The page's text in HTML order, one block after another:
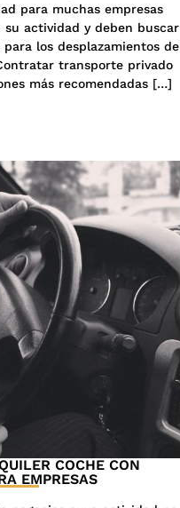
para muchas empresas
actividad y deben buscar
para los desplazamientos de
transporte privado
más recomendadas […]
COCHE CON
EMPRESAS